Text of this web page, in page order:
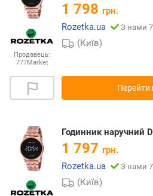
Продавець:
777Market
1 798 грн.
Rozetka.ua
З нами 7
(Київ)
Перейти
Годинник наручний
1 797 грн.
Rozetka.ua
З нами 7
(Київ)